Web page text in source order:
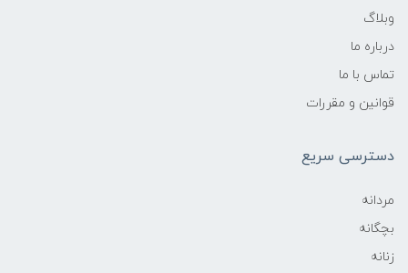
وبلاگ
درباره ما
تماس با ما
قوانین و مقررات
دسترسی سریع
مردانه
بچگانه
زنانه